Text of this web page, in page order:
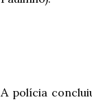
Apolícia